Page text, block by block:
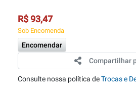
R$ 93,47
Sob Encomenda
Encomendar
Compartilhar
Consulte nossa política deTrocas e